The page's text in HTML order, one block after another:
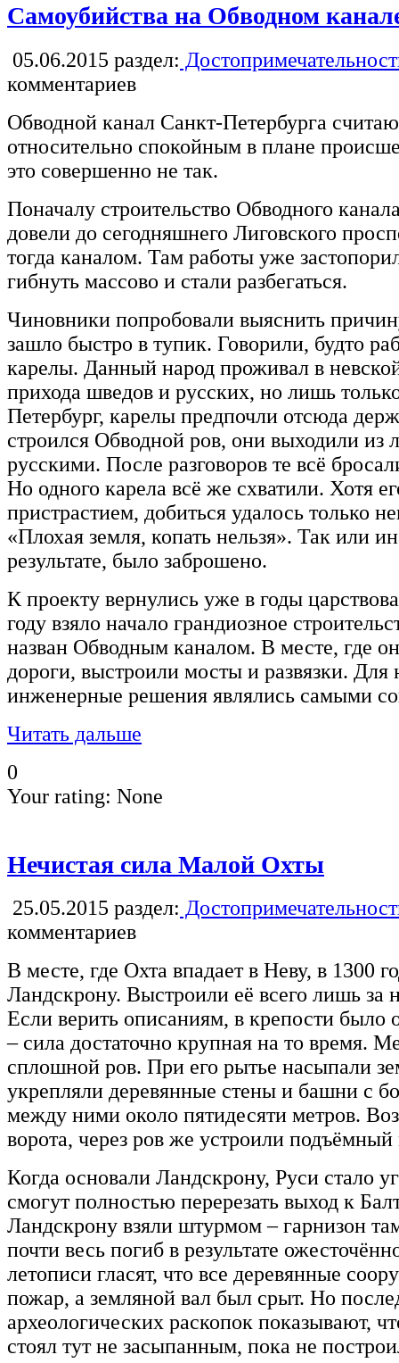
Самоубийства на Обводном
05.06.2015 раздел:
комментариев
Обводной канал Санкт-Петербурга
относительно спокойным в плане
это совершенно не так.
Поначалу строительство Обводного
довели до сегодняшнего Лиговского
тогда каналом. Там работы уже
гибнуть массово и стали разбегаться.
Чиновники попробовали выяснить
зашло быстро в тупик. Говорили, будто
карелы. Данный народ проживал в
прихода шведов и русских, но лишь
Петербург, карелы предпочли отсюда
строился Обводной ров, они выходили из
русскими. После разговоров те всё
Но одного карела всё же схватили. Хотя
пристрастием, добиться удалось только
«Плохая земля, копать нельзя». Так или
результате, было заброшено.
К проекту вернулись уже в годы
году взяло начало грандиозное
назван Обводным каналом. В месте, где
дороги, выстроили мосты и развязки. Для
инженерные решения являлись самыми
Читать дальше
0
Your rating: None
Нечистая сила Малой Охты
25.05.2015 раздел:
комментариев
В месте, где Охта впадает в Неву, в 1300
Ландскрону. Выстроили её всего лишь за
Если верить описаниям, в крепости было
– сила достаточно крупная на то время.
сплошной ров. При его рытье насыпали
укрепляли деревянные стены и башни с
между ними около пятидесяти метров.
ворота, через ров же устроили подъёмный
Когда основали Ландскрону, Руси стало
смогут полностью перерезать выход к
Ландскрону взяли штурмом – гарнизон
почти весь погиб в результате
летописи гласят, что все деревянные
пожар, а земляной вал был срыт. Но
археологических раскопок показывают,
стоял тут не засыпанным, пока не